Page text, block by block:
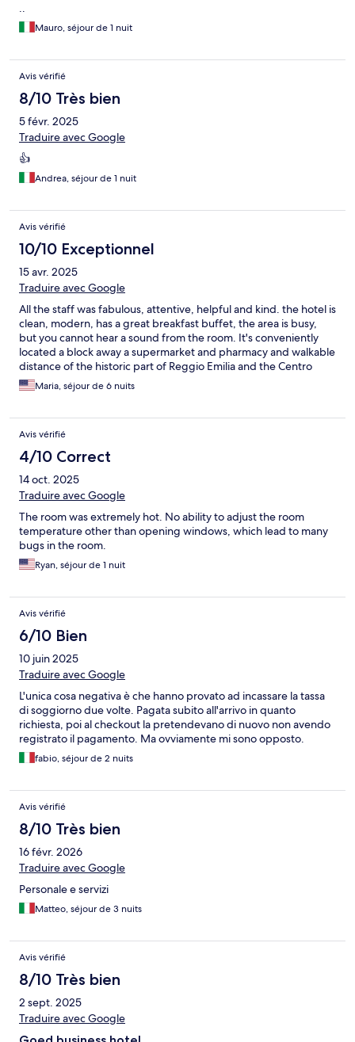
..
Mauro, séjour de 1 nuit
Avis vérifié
8/10 Très bien
5 févr. 2025
Traduire avec Google
👍
Andrea, séjour de 1 nuit
Avis vérifié
10/10 Exceptionnel
15 avr. 2025
Traduire avec Google
All the staff was fabulous, attentive, helpful and kind. the hotel is
clean, modern, has a great breakfast buffet, the area is busy,
but you cannot hear a sound from the room. It's conveniently
located a block away a supermarket and pharmacy and walkable
distance of the historic part of Reggio Emilia and the Centro
Internazionale Loris Malaguzzi. The train stations are 7 minutes
away by car or taxi. .
Maria, séjour de 6 nuits
Avis vérifié
4/10 Correct
14 oct. 2025
Traduire avec Google
The room was extremely hot. No ability to adjust the room
temperature other than opening windows, which lead to many
bugs in the room.
Ryan, séjour de 1 nuit
Avis vérifié
6/10 Bien
10 juin 2025
Traduire avec Google
L'unica cosa negativa è che hanno provato ad incassare la tassa
di soggiorno due volte. Pagata subito all'arrivo in quanto
richiesta, poi al checkout la pretendevano di nuovo non avendo
registrato il pagamento. Ma ovviamente mi sono opposto.
fabio, séjour de 2 nuits
Avis vérifié
8/10 Très bien
16 févr. 2026
Traduire avec Google
Personale e servizi
Matteo, séjour de 3 nuits
Avis vérifié
8/10 Très bien
2 sept. 2025
Traduire avec Google